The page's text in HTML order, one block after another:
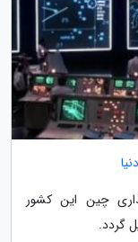
چین این کشور